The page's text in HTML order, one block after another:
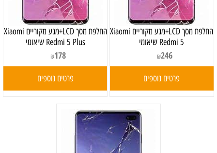
החלפת מסך LCD+מגע מקוריים Xiaomi
Redmi 5 שיאומי
₪246
פרטים נוספים
החלפת מסך LCD+מגע מקוריים Xiaomi
Redmi 5 Plus שיאומי
₪178
פרטים נוספים